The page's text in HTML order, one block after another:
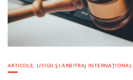
ARTICOLE, LITIGII ȘI ARBITRAJ INTERNAȚIONAL